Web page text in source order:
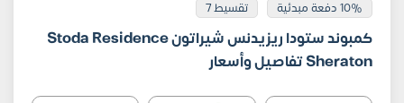
10% دفعة مبدئية تقسيط 7
كمبوند ستودا ريزيدنس شيراتون Stoda Residence
Sheraton تفاصيل وأسعار